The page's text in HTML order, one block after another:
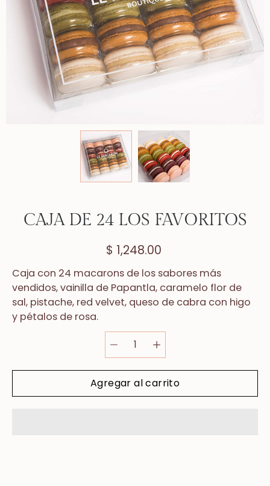
CAJA DE 24 LOS FAVORITOS
$ 1,248.00
Caja con 24 macarons de los sabores más
vendidos, vainilla de Papantla, caramelo flor de
sal, pistache, red velvet, queso de cabra con higo
y pétalos de rosa.
Agregar al carrito